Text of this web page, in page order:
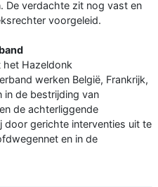
De verdachte zit nog vast en
voorgeleid.
Hazeldonk
werken België, Frankrijk,
in de bestrijding van
de achterliggende
door gerichte interventies uit te
en in de